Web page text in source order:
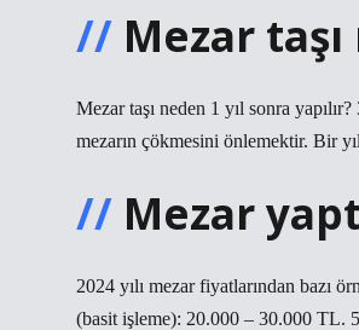
Mezar
Mezar taşı neden 1 yıl sonra
mezarın çökmesini önlemektir. Bir
Mezar
2024 yılı mezar fiyatlarından bazı
(basit işleme): 20.000 – 30.000 TL.